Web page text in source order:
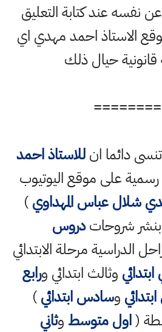
عند كتابة التعليق
الاستاذ احمد مهدي اي
حيال ذلك
دائما انللاستاذ احمد
رسمية على موقع اليوتيوب
شلال عباس المهداوي)
شروحاتدروس
الدراسية مرحلة الابتدائي
ابتدائي وثالث ابتدائي ورابع
وسادس ابتدائي)
(اول متوسط وثاني